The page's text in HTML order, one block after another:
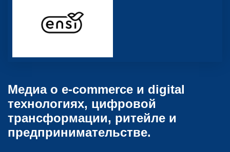
Медиа о e-commerce и digital
технологиях, цифровой
трансформации, ритейле и
предпринимательстве.